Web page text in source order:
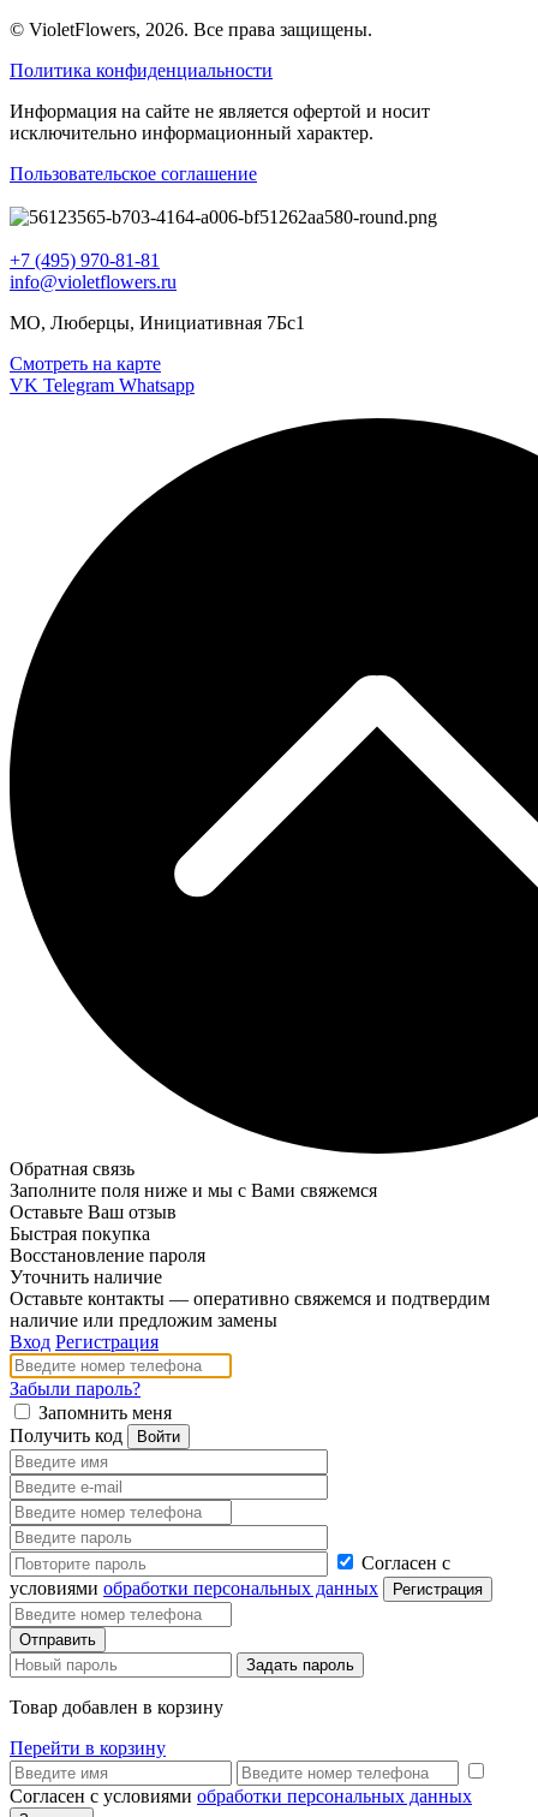
© VioletFlowers, 2026. Все права защищены.
Политика конфиденциальности
Информация на сайте не является офертой и носит
исключительно информационный характер.
Пользовательское соглашение
+7 (495) 970-81-81
info@violetflowers.ru
МО, Люберцы, Инициативная 7Бс1
Смотреть на карте
VK Telegram Whatsapp
Обратная связь
Заполните поля ниже и мы с Вами свяжемся
Оставьте Ваш отзыв
Быстрая покупка
Восстановление пароля
Уточнить наличие
Оставьте контакты — оперативно свяжемся и подтвердим
наличие или предложим замены
Вход Регистрация
Забыли пароль?
Запомнить меня
Получить код
Согласен с
условиями обработки персональных данных
Товар добавлен в корзину
Перейти в корзину
Согласен с условиями обработки персональных данных